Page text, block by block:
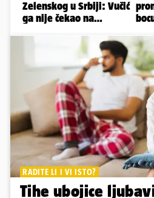
RADITE LI I VI ISTO?
Tihe ubojice